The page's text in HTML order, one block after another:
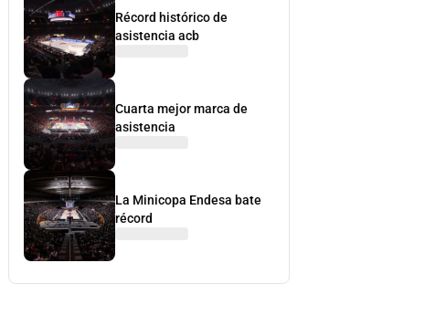
Récord histórico de
asistencia acb
Cuarta mejor marca de
asistencia
La Minicopa Endesa bate
récord